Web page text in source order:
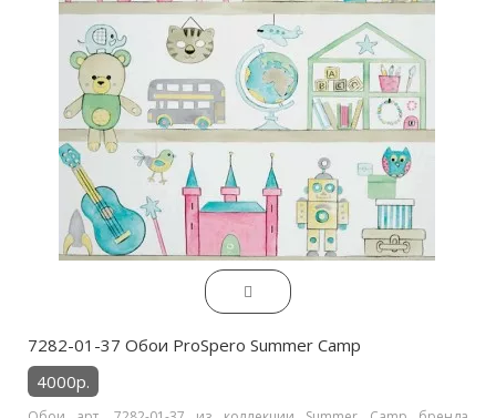
7282-01-37 Обои ProSpero Summer Camp
4000р.